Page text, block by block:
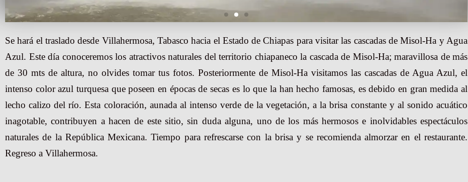
Se hará el traslado desde Villahermosa, Tabasco hacia el Estado de Chiapas para visitar las cascadas de Misol-Ha y Agua
Azul. Este día conoceremos los atractivos naturales del territorio chiapaneco la cascada de Misol-Ha; maravillosa de más
de 30 mts de altura, no olvides tomar tus fotos. Posteriormente de Misol-Ha visitamos las cascadas de Agua Azul, el
intenso color azul turquesa que poseen en épocas de secas es lo que la han hecho famosas, es debido en gran medida al
lecho calizo del río. Esta coloración, aunada al intenso verde de la vegetación, a la brisa constante y al sonido acuático
inagotable, contribuyen a hacen de este sitio, sin duda alguna, uno de los más hermosos e inolvidables espectáculos
naturales de la República Mexicana. Tiempo para refrescarse con la brisa y se recomienda almorzar en el restaurante.
Regreso a Villahermosa.